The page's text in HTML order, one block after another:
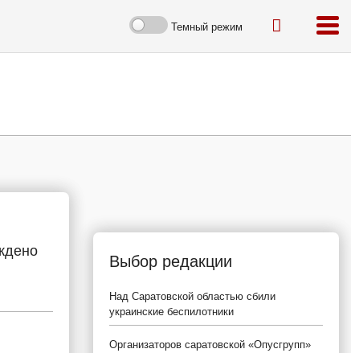
Темный режим
Выбор редакции
Над Саратовской областью сбили
украинские беспилотники
Организаторов саратовской «Опусгрупп»